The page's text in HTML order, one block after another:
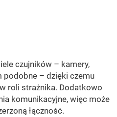
czujników – kamery,
podobne – dzięki czemu
roli strażnika. Dodatkowo
komunikacyjne, więc może
łączność.